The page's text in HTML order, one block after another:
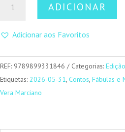
e
Mágica
da
Porta
ADICIONAR
Adicionar aos Favoritos
REF: 9789899331846 Categorias:
Etiquetas: 2026-05-31 Contos Fábulas e
Vera Marciano